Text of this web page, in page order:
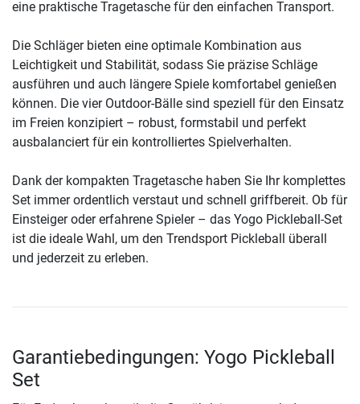
eine praktische Tragetasche für den einfachen Transport.
Die Schläger bieten eine optimale Kombination aus
Leichtigkeit und Stabilität, sodass Sie präzise Schläge
ausführen und auch längere Spiele komfortabel genießen
können. Die vier Outdoor-Bälle sind speziell für den Einsatz
im Freien konzipiert – robust, formstabil und perfekt
ausbalanciert für ein kontrolliertes Spielverhalten.
Dank der kompakten Tragetasche haben Sie Ihr komplettes
Set immer ordentlich verstaut und schnell griffbereit. Ob für
Einsteiger oder erfahrene Spieler – das Yogo Pickleball-Set
ist die ideale Wahl, um den Trendsport Pickleball überall
und jederzeit zu erleben.
Garantiebedingungen: Yogo Pickleball
Set